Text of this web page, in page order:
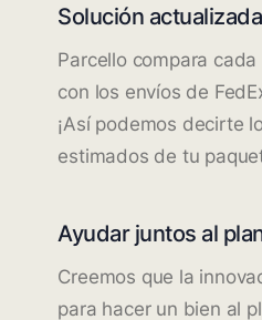
Solución actualizada
Parcello compara
con los envíos de
¡Así podemos decirte
estimados de tu
Ayudar juntos al
Creemos que la
para hacer un bien al